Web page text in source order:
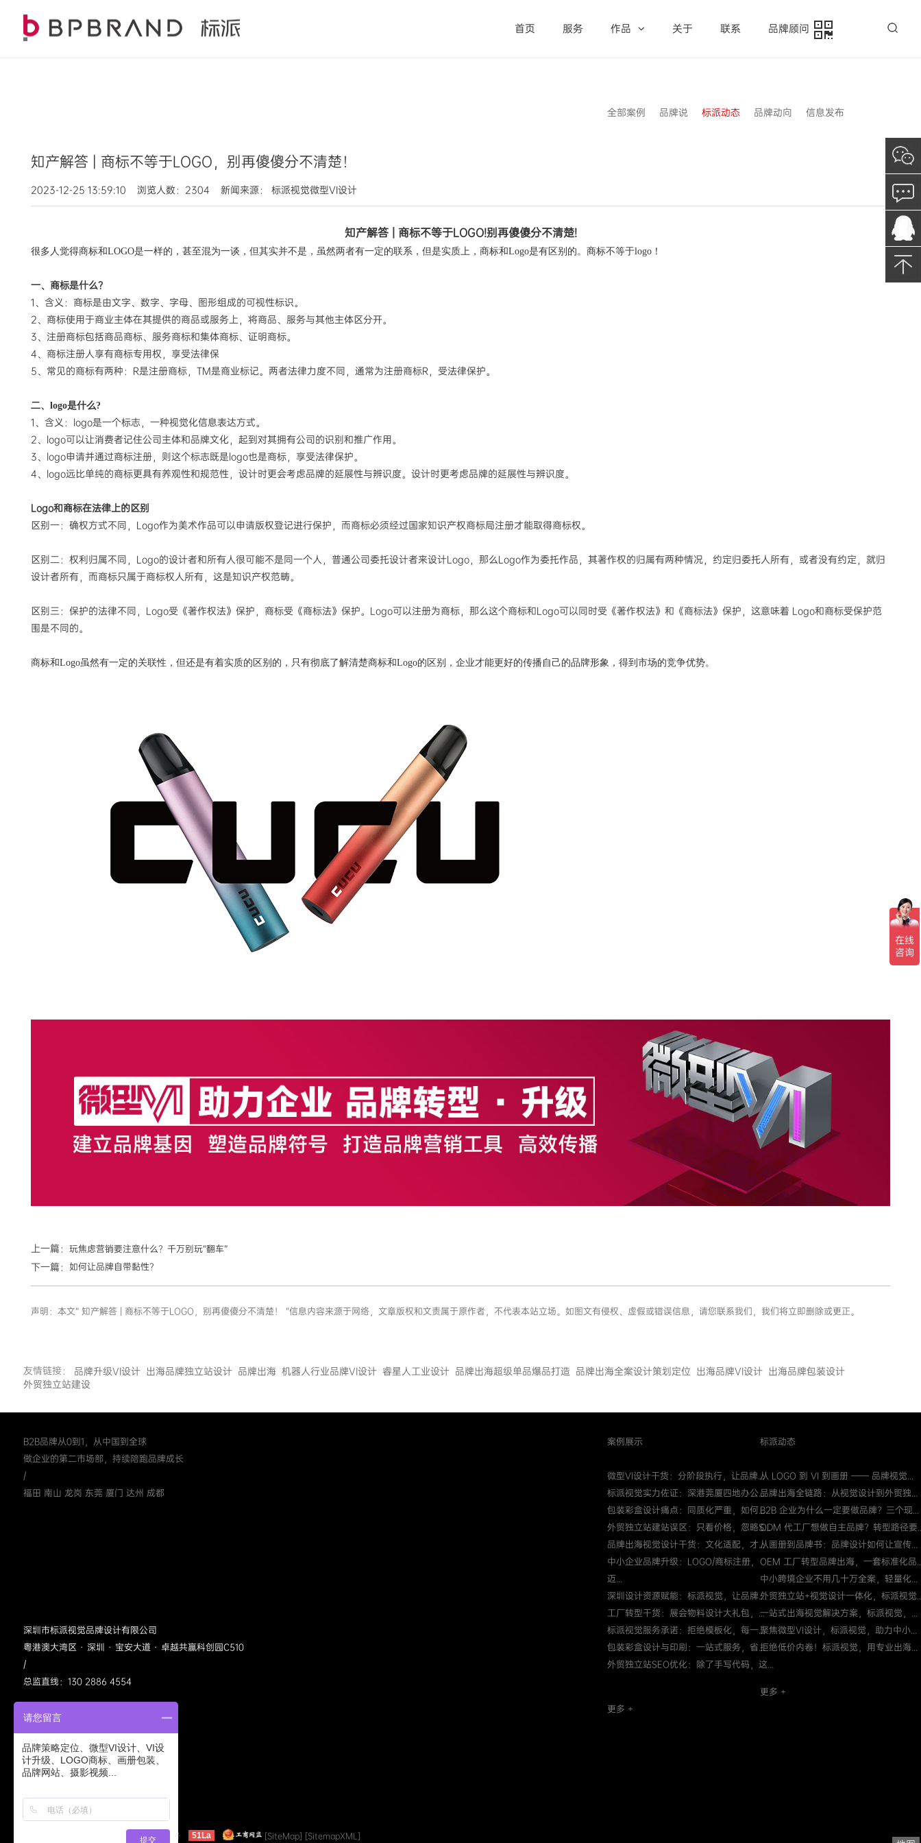
首页 服务 作品 关于 联系 品牌顾问
全部案例 品牌说 标派动态 品牌动向 信息发布
知产解答 | 商标不等于LOGO，别再傻傻分不清楚！
2023-12-25 13:59:10 浏览人数：2304 新闻来源： 标派视觉微型VI设计
知产解答 | 商标不等于LOGO!别再傻傻分不清楚!
很多人觉得商标和LOGO是一样的，甚至混为一谈，但其实并不是，虽然两者有一定的联系，但是实质上，商标和Logo是有区别的。 商标不等于logo！
一、商标是什么？
1、含义：商标是由文字、数字、字母、图形组成的可视性标识。
2、商标使用于商业主体在其提供的商品或服务上，将商品、服务与其他主体区分开。
3、注册商标包括商品商标、服务商标和集体商标、证明商标。
4、商标注册人享有商标专用权，享受法律保
5、常见的商标有两种：R是注册商标，TM是商业标记。两者法律力度不同，通常为注册商标R，受法律保护。
二、 logo是什么?
1、含义：logo是一个标志，一种视觉化信息表达方式。
2、logo可以让消费者记住公司主体和品牌文化，起到对其拥有公司的识别和推广作用。
3、logo申请并通过商标注册，则这个标志既是logo也是商标，享受法律保护。
4、logo远比单纯的商标更具有养观性和规范性，设计时更会考虑品牌的延展性与辨识度。设计时更考虑品牌的延展性与辨识度。
Logo和商标在法律上的区别
区别一：确权方式不同，Logo作为美术作品可以申请版权登记进行保护，而商标必须经过国家知识产权商标局注册才能取得商标权。
区别二：权利归属不同，Logo的设计者和所有人很可能不是同一个人，普通公司委托设计者来设计Logo，那么Logo作为委托作品，其著作权的归属有两种情况，约定归委托人所有，或者没有约定，就归
设计者所有，而商标只属于商标权人所有，这是知识产权范畴。
区别三：保护的法律不同，Logo受《著作权法》保护，商标受《商标法》保护。Logo可以注册为商标，那么这个商标和Logo可以同时受《著作权法》和《商标法》保护，这意味着 Logo和商标受保护范
围是不同的。
商标和Logo虽然有一定的关联性，但还是有着实质的区别的，只有彻底了解清楚商标和Logo的区别，企业才能更好的传播自己的品牌形象，得到市场的竞争优势。
上一篇： 玩焦虑营销要注意什么？千万别玩“翻车”
下一篇： 如何让品牌自带黏性？
声明：本文“ 知产解答 | 商标不等于LOGO，别再傻傻分不清楚！ ”信息内容来源于网络，文章版权和文责属于原作者，不代表本站立场。如图文有侵权、虚假或错误信息，请您联系我们，我们将立即删除或更正。
友情链接： 品牌升级VI设计 出海品牌独立站设计 品牌出海 机器人行业品牌VI设计 睿星人工业设计 品牌出海超级单品爆品打造 品牌出海全案设计策划定位 出海品牌VI设计 出海品牌包装设计
外贸独立站建设
B2B品牌从0到1，从中国到全球
做企业的第二市场部，持续陪跑品牌成长
/
福田 南山 龙岗 东莞 厦门 达州 成都
深圳市标派视觉品牌设计有限公司
粤港澳大湾区 · 深圳 · 宝安大道 · 卓越共赢科创园C510
/
总监直线：130 2886 4554
标派视觉公众号
案例展示
微型VI设计干货：分阶段执行，让品牌...
标派视觉实力佐证：深港莞厦四地办公...
包装彩盒设计痛点：同质化严重，如何...
外贸独立站建站误区：只看价格，忽略S...
品牌出海视觉设计干货：文化适配，才...
中小企业品牌升级：LOGO/商标注册，
迈...
深圳设计资源赋能：标派视觉，让品牌...
工厂转型干货：展会物料设计大礼包，...
标派视觉服务承诺：拒绝模板化，每一...
包装彩盒设计与印刷：一站式服务，省...
外贸独立站SEO优化：除了手写代码，这...
更多 +
标派动态
从 LOGO 到 VI 到画册 —— 品牌视觉...
品牌出海全链路：从视觉设计到外贸独...
B2B 企业为什么一定要做品牌？三个现...
ODM 代工厂想做自主品牌？转型路径要
从画册到品牌书：品牌设计如何让宣传...
OEM 工厂转型品牌出海，一套标准化品
中小跨境企业不用几十万全案，轻量化...
外贸独立站+视觉设计一体化，标派视觉
一站式出海视觉解决方案，标派视觉，...
聚焦微型VI设计，标派视觉，助力中小...
拒绝低价内卷！标派视觉，用专业出海...
更多 +
粤ICP备11040413号 51La [SiteMap] [SitemapXML]
请您留言
品牌策略定位、微型VI设计、VI设
计升级、LOGO商标、画册包装、
品牌网站、摄影视频...
提交